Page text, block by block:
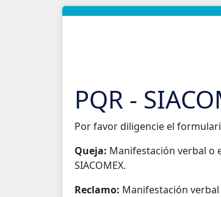
PQR -
Por favor diligencie el
Queja: Manifestación verbal o
SIACOMEX.
Reclamo: Manifestación